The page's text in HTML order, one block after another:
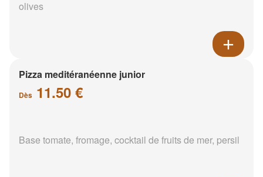
olives
Pizza meditéranéenne junior
Dès 11.50 €
Base tomate, fromage, cocktail de fruits de mer, persil